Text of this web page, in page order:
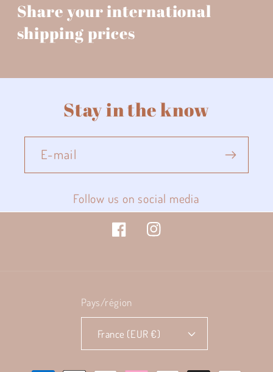
Share your international
shipping prices
Stay in the know
E-mail
Follow us on social media
FacebookInstagram
Pays/région
France (EUR €)